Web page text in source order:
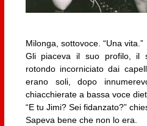
Milonga, sottovoce. “Una vita.”
Gli piaceva il suo profilo, il
rotondo incorniciato dai
erano soli, dopo
chiacchierate a bassa voce
“E tu Jimi? Sei fidanzato?”
Sapeva bene che non lo era.